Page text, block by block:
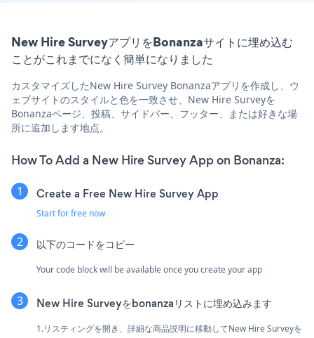
New Hire SurveyアプリをBonanzaサイトに埋め込む
ことがこれまでになく簡単になりました
カスタマイズしたNew Hire Survey Bonanzaアプリを作成し、ウ
ェブサイトのスタイルと色を一致させ、New Hire Surveyを
Bonanzaページ、投稿、サイドバー、フッター、または好きな場
所に追加します地点。
How To Add a New Hire Survey App on Bonanza:
Create a Free New Hire Survey App
Start for free now
以下のコードをコピー
Your code block will be available once you create your app
New Hire Surveyをbonanzaリストに埋め込みます
1.リスティングを開き、詳細な商品説明に移動してNew Hire Surveyを